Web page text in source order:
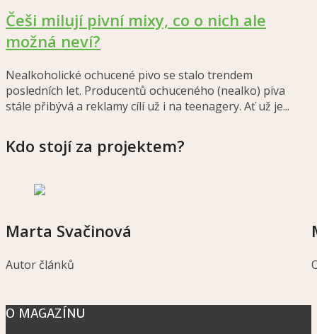
Češi milují pivní mixy, co o nich ale
možná neví?
Nealkoholické ochucené pivo se stalo trendem
posledních let. Producentů ochuceného (nealko) piva
stále přibývá a reklamy cílí už i na teenagery. Ať už je...
Kdo stojí za projektem?
Marta Svačinová
Autor článků
O MAGAZÍNU